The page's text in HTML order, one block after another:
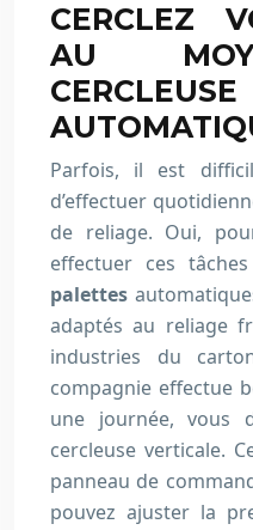
CERCLEZ
AU
CERCLEUSE
Parfois, il est
d’effectuer
de reliage. Oui,
effectuer ces
palettes
adaptés au reliage
industries du
compagnie effectue
une journée, vous
cercleuse verticale.
panneau de
pouvez ajuster la